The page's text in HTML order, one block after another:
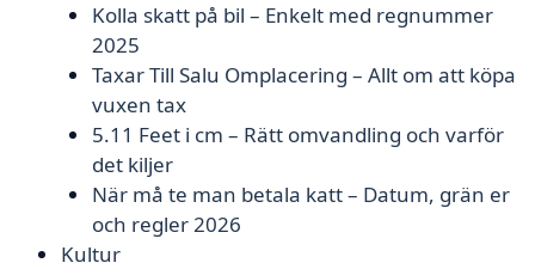
Kolla skatt på bil – Enkelt med regnummer
2025
Taxar Till Salu Omplacering – Allt om att köpa
vuxen tax
5.11 Feet i cm – Rätt omvandling och varför
det kiljer
När må te man betala katt – Datum, grän er
och regler 2026
Kultur